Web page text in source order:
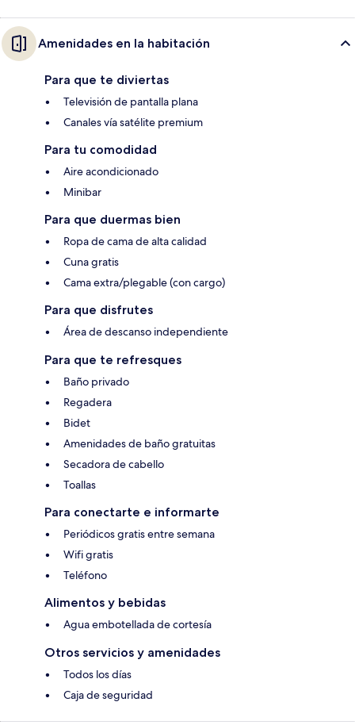
Amenidades en la habitación
Para que te diviertas
Televisión de pantalla plana
Canales vía satélite premium
Para tu comodidad
Aire acondicionado
Minibar
Para que duermas bien
Ropa de cama de alta calidad
Cuna gratis
Cama extra/plegable (con cargo)
Para que disfrutes
Área de descanso independiente
Para que te refresques
Baño privado
Regadera
Bidet
Amenidades de baño gratuitas
Secadora de cabello
Toallas
Para conectarte e informarte
Periódicos gratis entre semana
Wifi gratis
Teléfono
Alimentos y bebidas
Agua embotellada de cortesía
Otros servicios y amenidades
Todos los días
Caja de seguridad